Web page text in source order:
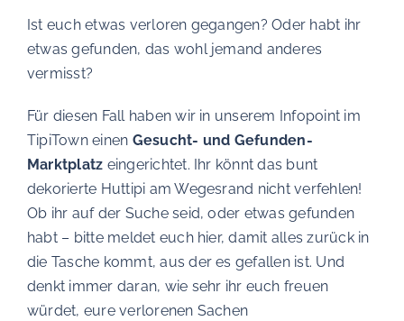
Ist euch etwas verloren gegangen? Oder habt ihr
etwas gefunden, das wohl jemand anderes
vermisst?
Für diesen Fall haben wir in unserem Infopoint im
TipiTown einen Gesucht- und Gefunden-
Marktplatz eingerichtet. Ihr könnt das bunt
dekorierte Huttipi am Wegesrand nicht verfehlen!
Ob ihr auf der Suche seid, oder etwas gefunden
habt – bitte meldet euch hier, damit alles zurück in
die Tasche kommt, aus der es gefallen ist. Und
denkt immer daran, wie sehr ihr euch freuen
würdet, eure verlorenen Sachen